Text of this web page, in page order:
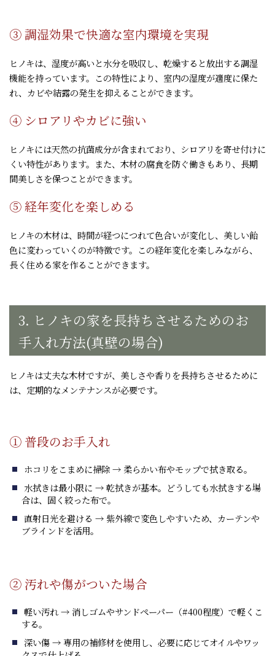
③ 調湿効果で快適な室内環境を実現
ヒノキは、湿度が高いと水分を吸収し、乾燥すると放出する調湿
機能を持っています。この特性により、室内の湿度が適度に保た
れ、カビや結露の発生を抑えることができます。
④ シロアリやカビに強い
ヒノキには天然の抗菌成分が含まれており、シロアリを寄せ付けに
くい特性があります。また、木材の腐食を防ぐ働きもあり、長期
間美しさを保つことができます。
⑤ 経年変化を楽しめる
ヒノキの木材は、時間が経つにつれて色合いが変化し、美しい飴
色に変わっていくのが特徴です。この経年変化を楽しみながら、
長く住める家を作ることができます。
3. ヒノキの家を長持ちさせるためのお
手入れ方法(真壁の場合)
ヒノキは丈夫な木材ですが、美しさや香りを長持ちさせるために
は、定期的なメンテナンスが必要です。
① 普段のお手入れ
ホコリをこまめに掃除 → 柔らかい布やモップで拭き取る。
水拭きは最小限に → 乾拭きが基本。どうしても水拭きする場
合は、固く絞った布で。
直射日光を避ける → 紫外線で変色しやすいため、カーテンや
ブラインドを活用。
② 汚れや傷がついた場合
軽い汚れ → 消しゴムやサンドペーパー（#400程度）で軽くこ
する。
深い傷 → 専用の補修材を使用し、必要に応じてオイルやワッ